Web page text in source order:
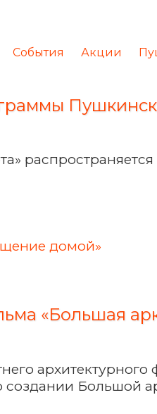
События Акции
домой»
«Большая
архитектурного
Большой